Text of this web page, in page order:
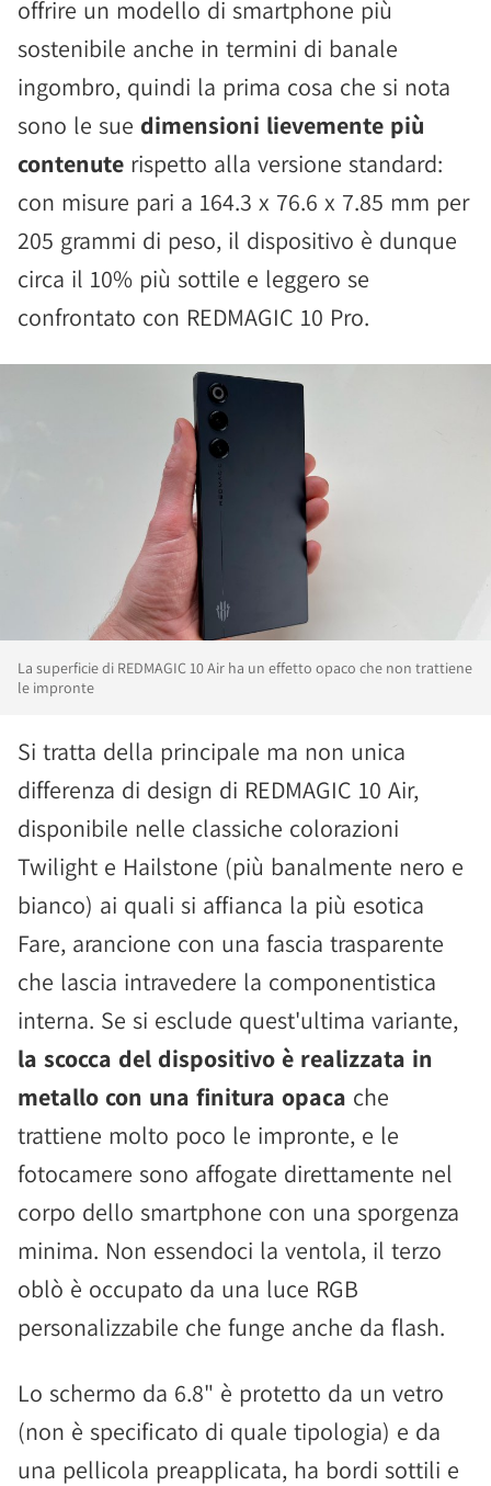
offrire un modello di smartphone più
sostenibile anche in termini di banale
ingombro, quindi la prima cosa che si nota
sono le sue dimensioni lievemente più
contenute rispetto alla versione standard:
con misure pari a 164.3 x 76.6 x 7.85 mm per
205 grammi di peso, il dispositivo è dunque
circa il 10% più sottile e leggero se
confrontato con REDMAGIC 10 Pro.
La superficie di REDMAGIC 10 Air ha un effetto opaco che non trattiene
le impronte
Si tratta della principale ma non unica
differenza di design di REDMAGIC 10 Air,
disponibile nelle classiche colorazioni
Twilight e Hailstone (più banalmente nero e
bianco) ai quali si affianca la più esotica
Fare, arancione con una fascia trasparente
che lascia intravedere la componentistica
interna. Se si esclude quest'ultima variante,
la scocca del dispositivo è realizzata in
metallo con una finitura opaca che
trattiene molto poco le impronte, e le
fotocamere sono affogate direttamente nel
corpo dello smartphone con una sporgenza
minima. Non essendoci la ventola, il terzo
oblò è occupato da una luce RGB
personalizzabile che funge anche da flash.
Lo schermo da 6.8" è protetto da un vetro
(non è specificato di quale tipologia) e da
una pellicola preapplicata, ha bordi sottili e